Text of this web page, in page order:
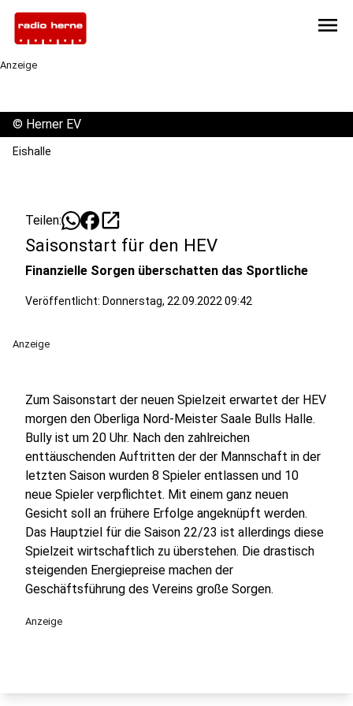
menu
Anzeige
© Herner EV
Eishalle
Teilen: open_in_new
Saisonstart für den HEV
Finanzielle Sorgen überschatten das Sportliche
Veröffentlicht: Donnerstag, 22.09.2022 09:42
Anzeige
Zum Saisonstart der neuen Spielzeit erwartet der HEV
morgen den Oberliga Nord-Meister Saale Bulls Halle.
Bully ist um 20 Uhr. Nach den zahlreichen
enttäuschenden Auftritten der der Mannschaft in der
letzten Saison wurden 8 Spieler entlassen und 10
neue Spieler verpflichtet. Mit einem ganz neuen
Gesicht soll an frühere Erfolge angeknüpft werden.
Das Hauptziel für die Saison 22/23 ist allerdings diese
Spielzeit wirtschaftlich zu überstehen. Die drastisch
steigenden Energiepreise machen der
Geschäftsführung des Vereins große Sorgen.
Anzeige